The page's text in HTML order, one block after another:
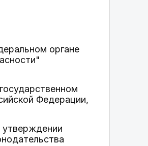
органе
Федерации,
утверждении